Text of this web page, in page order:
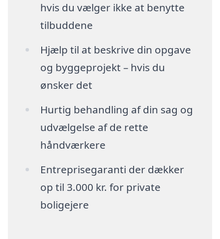
hvis du vælger ikke at benytte
tilbuddene
Hjælp til at beskrive din opgave
og byggeprojekt – hvis du
ønsker det
Hurtig behandling af din sag og
udvælgelse af de rette
håndværkere
Entreprisegaranti der dækker
op til 3.000 kr. for private
boligejere